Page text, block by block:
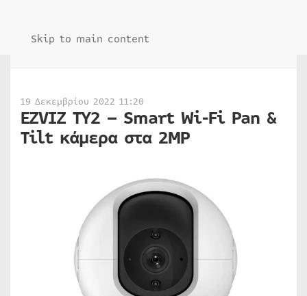
Skip to main content
19 Δεκεμβρίου 2022 11:20
EZVIZ TY2 – Smart Wi-Fi Pan &
Tilt κάμερα στα 2MP